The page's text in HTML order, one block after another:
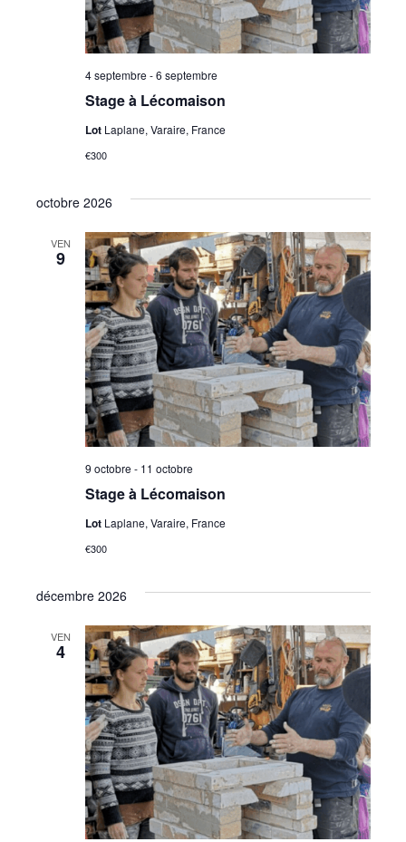
n
d
É
v
n
e
m
e
n
.
Stage à Lécomaison
4 septembre -6 septembre
Lot Laplane, Varaire, France
€300
octobre 2026
VEN
9
Stage à Lécomaison
9 octobre - 11 octobre
Lot Laplane, Varaire, France
€300
décembre 2026
VEN
4